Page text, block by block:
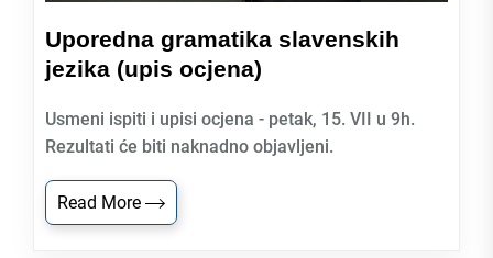
Uporedna gramatika slavenskih
jezika (upis ocjena)
Usmeni ispiti i upisi ocjena - petak, 15. VII u 9h.
Rezultati će biti naknadno objavljeni.
Read More